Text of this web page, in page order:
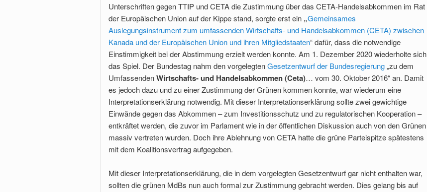
Unterschriften gegen TTIP und CETA die Zustimmung über das CETA-Handelsabkommen im Rat
der Europäischen Union auf der Kippe stand, sorgte erst ein „Gemeinsames
Auslegungsinstrument zum umfassenden Wirtschafts- und Handelsabkommen (CETA) zwischen
Kanada und der Europäischen Union und ihren Mitgliedstaaten“ dafür, dass die notwendige
Einstimmigkeit bei der Abstimmung erzielt werden konnte. Am 1. Dezember 2020 wiederholte sich
das Spiel. Der Bundestag nahm den vorgelegtenGesetzentwurf der Bundesregierung„zu dem
UmfassendenWirtschafts- und Handelsabkommen (Ceta)… vom 30. Oktober 2016“ an. Damit
es jedoch dazu und zu einer Zustimmung der Grünen kommen konnte, war wiederum eine
Interpretationserklärung notwendig. Mit dieser Interpretationserklärung sollte zwei gewichtige
Einwände gegen das Abkommen – zum Investitionsschutz und zu regulatorischen Kooperation –
entkräftet werden, die zuvor im Parlament wie in der öffentlichen Diskussion auch von den Grünen
massiv vertreten wurden. Doch ihre Ablehnung von CETA hatte die grüne Parteispitze spätestens
mit dem Koalitionsvertrag aufgegeben.
Mit dieser Interpretationserklärung, die in dem vorgelegten Gesetzentwurf gar nicht enthalten war,
sollten die grünen MdBs nun auch formal zur Zustimmung gebracht werden. Dies gelang bis auf